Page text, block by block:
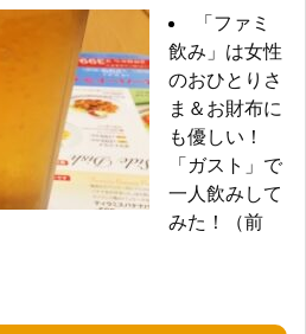
「ファミ
飲み」は女性
のおひとりさ
ま＆お財布に
も優しい！
「ガスト」で
一人飲みして
みた！（前